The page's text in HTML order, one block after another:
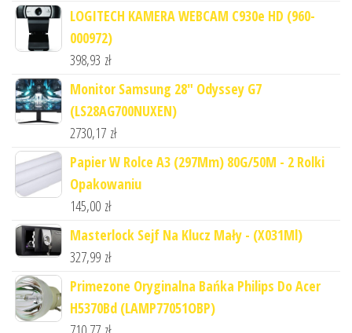
LOGITECH KAMERA WEBCAM C930e HD (960-
000972)
398,93 zł
Monitor Samsung 28" Odyssey G7
(LS28AG700NUXEN)
2730,17 zł
Papier W Rolce A3 (297Mm) 80G/50M - 2 Rolki
Opakowaniu
145,00 zł
Masterlock Sejf Na Klucz Mały - (X031Ml)
327,99 zł
Primezone Oryginalna Bańka Philips Do Acer
H5370Bd (LAMP77051OBP)